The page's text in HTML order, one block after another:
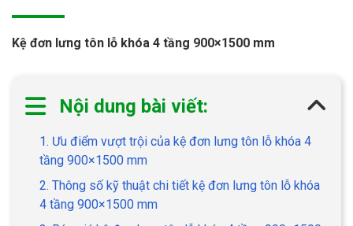
Kệ đơn lưng tôn lỗ khóa 4 tầng 900×1500 mm
Nội dung bài viết:
1. Ưu điểm vượt trội của kệ đơn lưng tôn lỗ khóa 4
tầng 900×1500 mm
2. Thông số kỹ thuật chi tiết kệ đơn lưng tôn lỗ khóa
4 tầng 900×1500 mm